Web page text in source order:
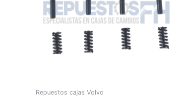
Repuestos cajas Volvo